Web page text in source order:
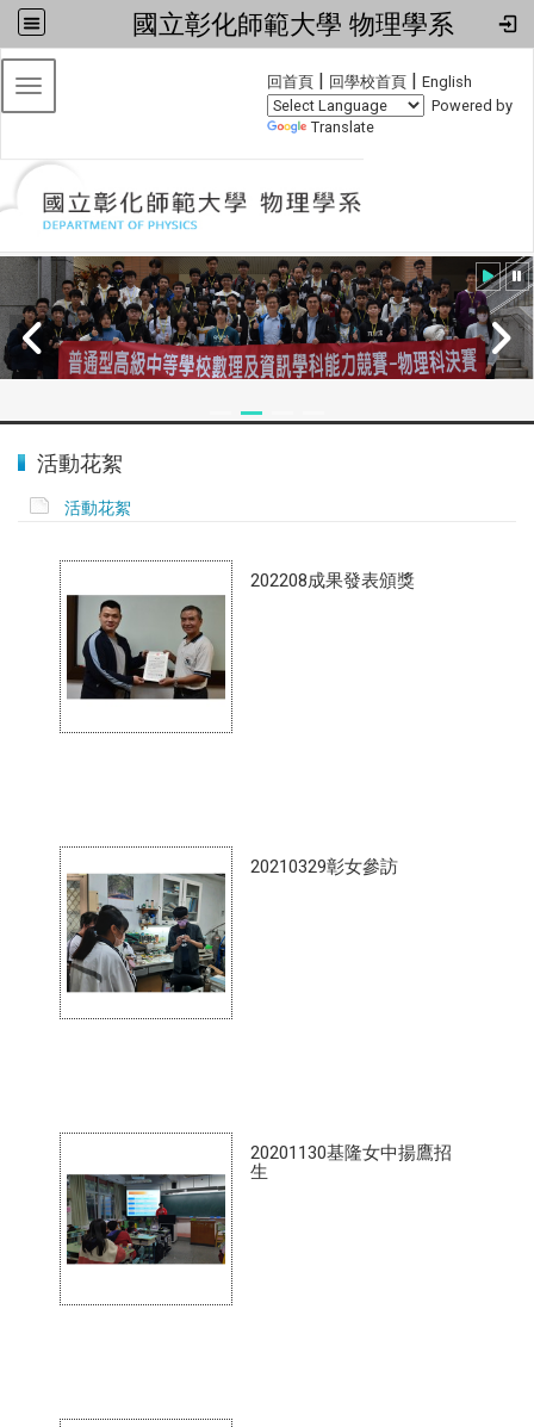
國立彰化師範大學 物理學系
回首頁 | 回學校首頁 | English
Powered by
Translate
Toggle navigation
活動花絮
活動花絮
202208成果發表頒獎
20210329彰女參訪
20201130基隆女中揚鷹招
生